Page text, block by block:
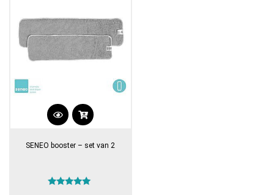
Dit
heeft
variaties.
SENEO booster – set van 2